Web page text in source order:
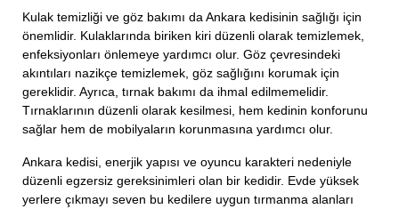
Kulak temizliği ve göz bakımı da Ankara kedisinin sağlığı için
önemlidir. Kulaklarında biriken kiri düzenli olarak temizlemek,
enfeksiyonları önlemeye yardımcı olur. Göz çevresindeki
akıntıları nazikçe temizlemek, göz sağlığını korumak için
gereklidir. Ayrıca, tırnak bakımı da ihmal edilmemelidir.
Tırnaklarının düzenli olarak kesilmesi, hem kedinin konforunu
sağlar hem de mobilyaların korunmasına yardımcı olur.
Ankara kedisi, enerjik yapısı ve oyuncu karakteri nedeniyle
düzenli egzersiz gereksinimleri olan bir kedidir. Evde yüksek
yerlere çıkmayı seven bu kedilere uygun tırmanma alanları